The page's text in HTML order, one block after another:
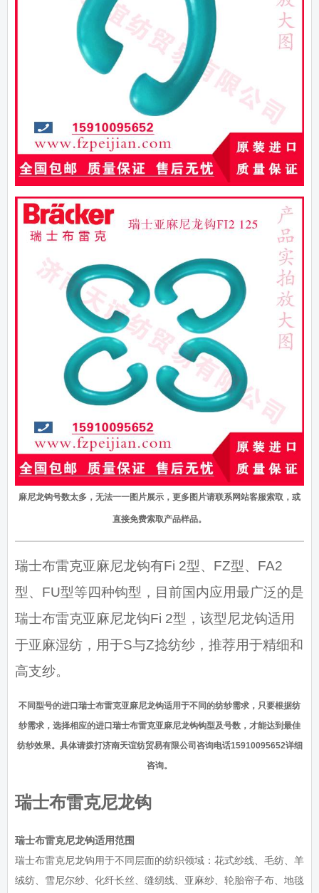
麻尼龙钩号数太多，无法一一图片展示，更多图片请联系网站客服索取，或
直接免费索取产品样品。
瑞士布雷克亚麻尼龙钩有Fi 2型、FZ型、FA2
型、FU型等四种钩型，目前国内应用最广泛的是
瑞士布雷克亚麻尼龙钩Fi 2型，该型尼龙钩适用
于亚麻湿纺，用于S与Z捻纺纱，推荐用于精细和
高支纱。
不同型号的进口瑞士布雷克亚麻尼龙钩适用于不同的纺纱需求，只要根据纺
纱需求，选择相应的进口瑞士布雷克亚麻尼龙钩钩型及号数，才能达到最佳
纺纱效果。具体请拨打济南天谊纺贸易有限公司咨询电话15910095652详细
咨询。
瑞士布雷克尼龙钩
瑞士布雷克尼龙钩适用范围
瑞士布雷克尼龙钩用于不同层面的纺织领域：花式纱线、毛纺、羊
绒纺、雪尼尔纱、化纤长丝、缝纫线、亚麻纱、轮胎帘子布、地毯